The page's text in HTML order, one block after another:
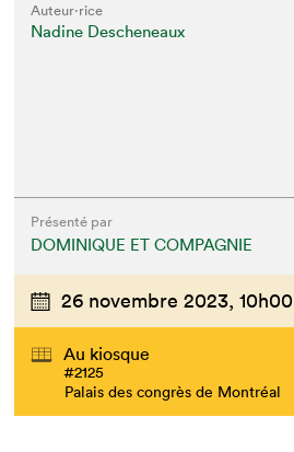
Auteur·rice
Nadine Descheneaux
Présenté par
DOMINIQUE ET COMPAGNIE
26 novembre 2023, 10h00
Au kiosque
#2125
Palais des congrès de Montréal